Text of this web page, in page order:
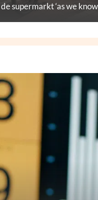
de supermarkt ‘as we know